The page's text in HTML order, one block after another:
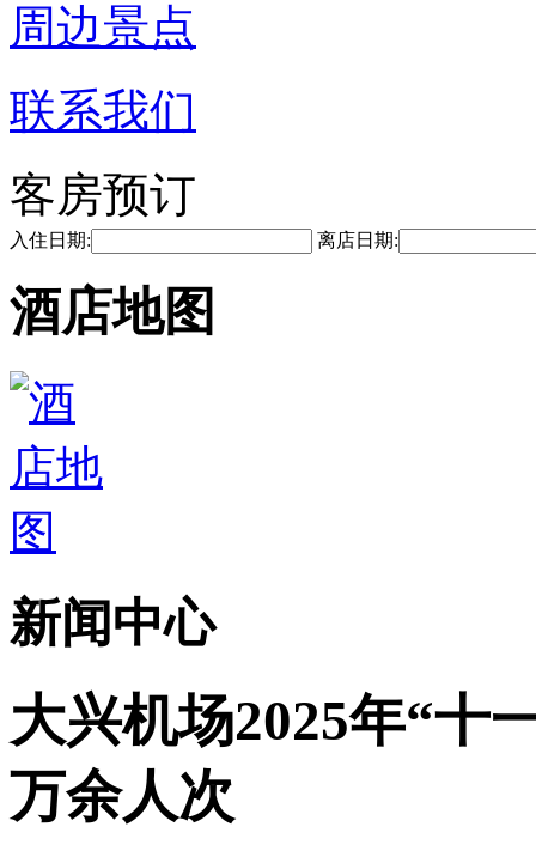
周边景点
联系我们
客房预订
入住日期: 离店日期:
酒店地图
新闻中心
大兴机场2025年“十
万余人次